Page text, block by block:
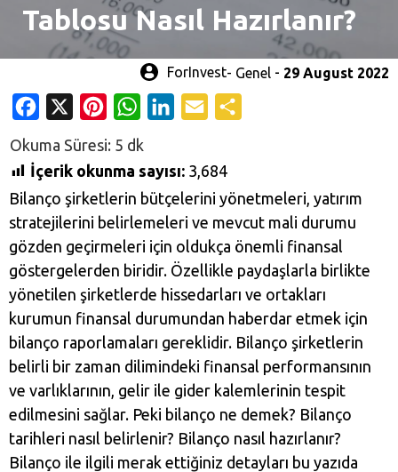
Tablosu Nasıl Hazırlanır?
Genel - 29 August 2022
ForInvest
Facebook PinterestWhatsAppLinkedInEmail
İçerik okunma sayısı: 3,684
Bilanço şirketlerin bütçelerini yönetmeleri, yatırım
stratejilerini belirlemeleri ve mevcut mali durumu
gözden geçirmeleri için oldukça önemli finansal
göstergelerden biridir. Özellikle paydaşlarla birlikte
yönetilen şirketlerde hissedarları ve ortakları
kurumun finansal durumundan haberdar etmek için
bilanço raporlamaları gereklidir. Bilanço şirketlerin
belirli bir zaman dilimindeki finansal performansının
ve varlıklarının, gelir ile gider kalemlerinin tespit
edilmesini sağlar. Peki bilanço ne demek? Bilanço
tarihleri nasıl belirlenir? Bilanço nasıl hazırlanır?
Bilanço ile ilgili merak ettiğiniz detayları bu yazıda